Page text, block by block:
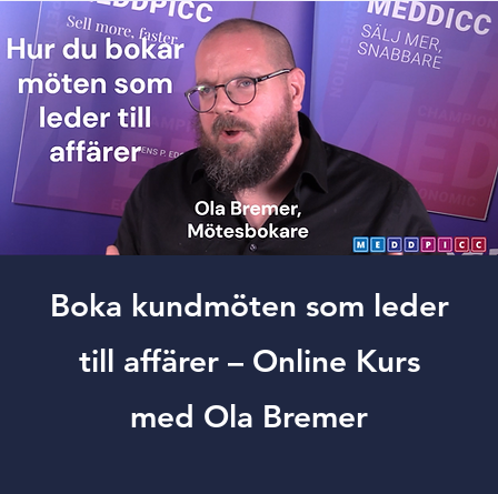
Boka kundmöten som leder
till affärer – Online Kurs
med Ola Bremer